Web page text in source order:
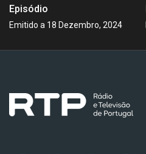
Episódio
Emitido a 18 Dezembro, 2024